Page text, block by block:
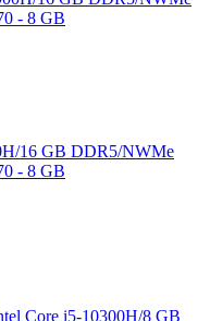
16 GB DDR5/NWMe
- 8 GB